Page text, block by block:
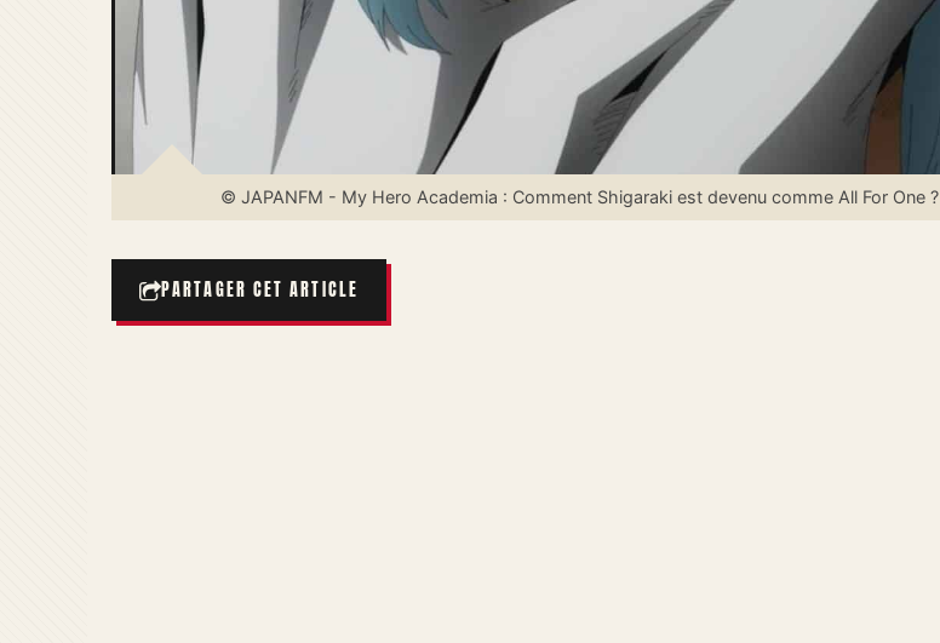
© JAPANFM - My Hero Academia : Comment Shigaraki est devenu comme All For One ?
PARTAGER CET ARTICLE